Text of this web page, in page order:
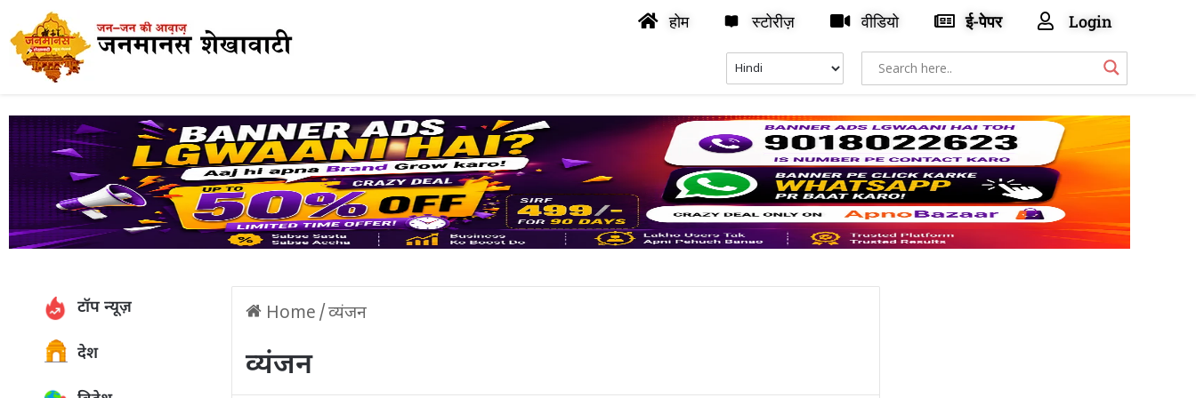
होम स्टोरीज़ वीडियो ई-पेपर Login
टॉप न्यूज़
देश
Home /व्यंजन
व्यंजन